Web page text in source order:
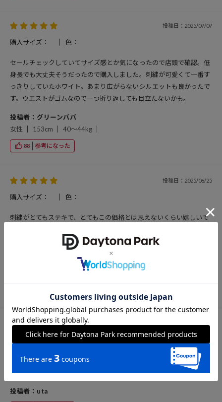
投稿日：2025/07/07
購入サイズ： 色：
セールチェックしていてサイズ感とか気になったので店頭で確認。低
身長でも大丈夫そうだったので購入しました。刺繍が可愛くて一番す
っきりしていたホワイト。あまり広がらないシルエットも良かったで
す。ウエストがゴムなので一つ折り返しても目立たないかも。
投稿者：グリーンババ
女性
153cm 40～44kg
88 参考になった
投稿日：2025/06/25
購入サイズ： 色：
刺繍がとてもステキで、とてもこの価格とは思えないくらい嬉しいで
トと合わせて一年中着たいくらいのおきにいりです！
156cm 45～49kg
購入サイズ：
ボリュームが出過ぎず、何にでも合わせやすそうです。 刺繍が可愛
い！
投稿者：uta